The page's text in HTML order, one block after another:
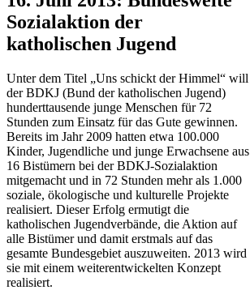
Sozialaktion der
katholischen Jugend
Unter dem Titel „Uns schickt der Himmel“ will
der BDKJ (Bund der katholischen Jugend)
hunderttausende junge Menschen für 72
Stunden zum Einsatz für das Gute gewinnen.
Bereits im Jahr 2009 hatten etwa 100.000
Kinder, Jugendliche und junge Erwachsene aus
16 Bistümern bei der BDKJ-Sozialaktion
mitgemacht und in 72 Stunden mehr als 1.000
soziale, ökologische und kulturelle Projekte
realisiert. Dieser Erfolg ermutigt die
katholischen Jugendverbände, die Aktion auf
alle Bistümer und damit erstmals auf das
gesamte Bundesgebiet auszuweiten. 2013 wird
sie mit einem weiterentwickelten Konzept
realisiert.